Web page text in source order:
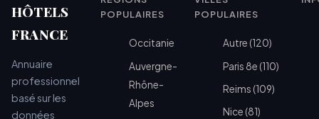
HÔTELS
FRANCE
Annuaire
professionnel
basé sur les
données
POPULAIRES
Occitanie
Auvergne-
Rhône-
Alpes
POPULAIRES
Autre (120)
Paris 8e (110)
Reims (109)
Nice (81)